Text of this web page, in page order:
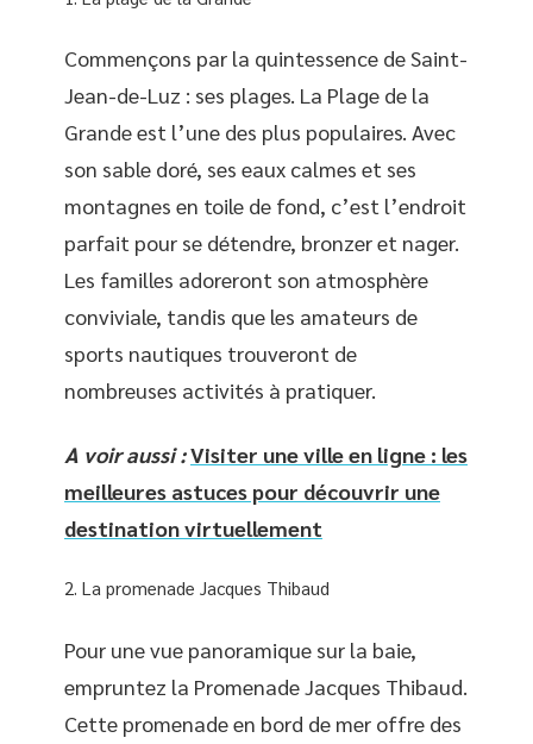
Commençons par la quintessence de Saint-
Jean-de-Luz : ses plages. La Plage de la
Grande est l’une des plus populaires. Avec
son sable doré, ses eaux calmes et ses
montagnes en toile de fond, c’est l’endroit
parfait pour se détendre, bronzer et nager.
Les familles adoreront son atmosphère
conviviale, tandis que les amateurs de
sports nautiques trouveront de
nombreuses activités à pratiquer.
A voir aussi :Visiter une ville en ligne : les
meilleures astuces pour découvrir une
destination virtuellement
La promenade Jacques Thibaud
Pour une vue panoramique sur la baie,
empruntez la Promenade Jacques Thibaud.
Cette promenade en bord de mer offre des